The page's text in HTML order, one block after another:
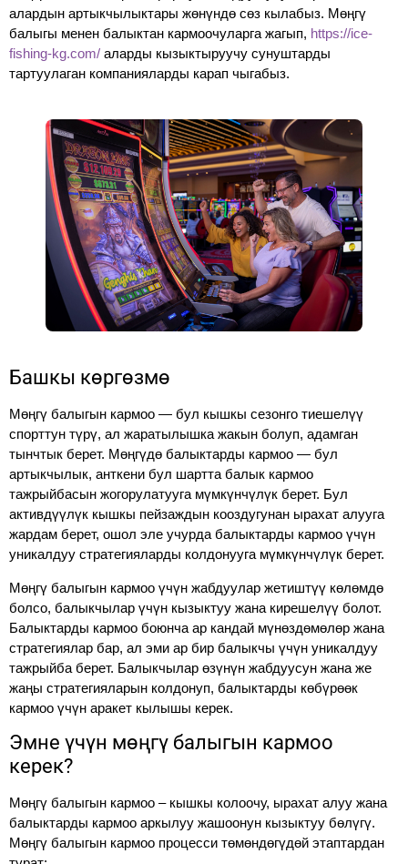
алардын артыкчылыктары жөнүндө сөз кылабыз. Мөңгү
балыгы менен балыктан кармоочуларга жагып, https://ice-
fishing-kg.com/ аларды кызыктыруучу сунуштарды
тартуулаган компанияларды карап чыгабыз.
Башкы көргөзмө
Мөңгү балыгын кармоо — бул кышкы сезонго тиешелүү
спорттун түрү, ал жаратылышка жакын болуп, адамган
тынчтык берет. Мөңгүдө балыктарды кармоо — бул
артыкчылык, анткени бул шартта балык кармоо
тажрыйбасын жогорулатууга мүмкүнчүлүк берет. Бул
активдүүлүк кышкы пейзаждын кооздугунан ырахат алууга
жардам берет, ошол эле учурда балыктарды кармоо үчүн
уникалдуу стратегияларды колдонууга мүмкүнчүлүк берет.
Мөңгү балыгын кармоо үчүн жабдуулар жетиштүү көлөмдө
болсо, балыкчылар үчүн кызыктуу жана кирешелүү болот.
Балыктарды кармоо боюнча ар кандай мүнөздөмөлөр жана
стратегиялар бар, ал эми ар бир балыкчы үчүн уникалдуу
тажрыйба берет. Балыкчылар өзүнүн жабдуусун жана же
жаңы стратегияларын колдонуп, балыктарды көбүрөөк
кармоо үчүн аракет кылышы керек.
Эмне үчүн мөңгү балыгын кармоо
керек?
Мөңгү балыгын кармоо – кышкы колоочу, ырахат алуу жана
балыктарды кармоо аркылуу жашоонун кызыктуу бөлүгү.
Мөңгү балыгын кармоо процесси төмөндөгүдөй этаптардан